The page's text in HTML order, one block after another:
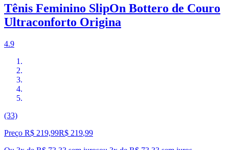
Tênis Feminino SlipOn Bottero de Couro
Ultraconforto Origina
4.9
(33)
Preço R$ 219,99R$ 219,99